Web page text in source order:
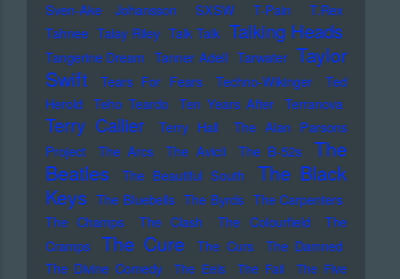
Sven-Ake Johansson SXSW T-Pain
T.Rex
Tahnee Talay Riley Talk Talk Talking Heads
Tangerine Dream Tanner Adell Tarwater Taylor
Swift
Tears For Fears Techno-Wikinger
Ted
Herold
Teho Teardo Ten Years After Terranova
Terry Callier Terry Hall
The Alan Parsons
Project
The Arcs The Avicii The B-52s
The
Beatles
The Beautiful South
The Black
Keys The Bluebells The Byrds The Carpenters
The Champs
The Clash The Colourfield
The
Cramps
The Cure The Curs
The Damned
The Divine Comedy
The Eels The Fall
The Five